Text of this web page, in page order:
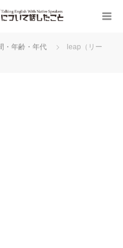
・年齢・年代
leap（リー